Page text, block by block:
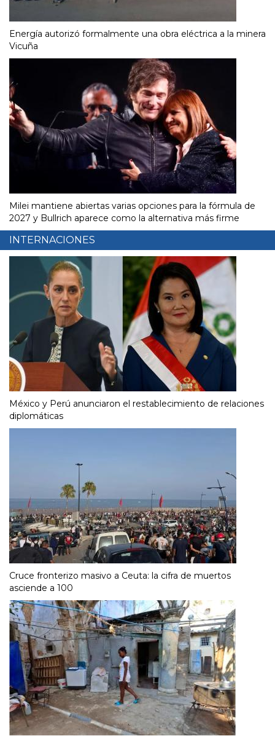
Energía autorizó formalmente una obra eléctrica a la minera
Vicuña
Milei mantiene abiertas varias opciones para la fórmula de
2027 y Bullrich aparece como la alternativa más firme
INTERNACIONES
México y Perú anunciaron el restablecimiento de relaciones
diplomáticas
Cruce fronterizo masivo a Ceuta: la cifra de muertos
asciende a 100